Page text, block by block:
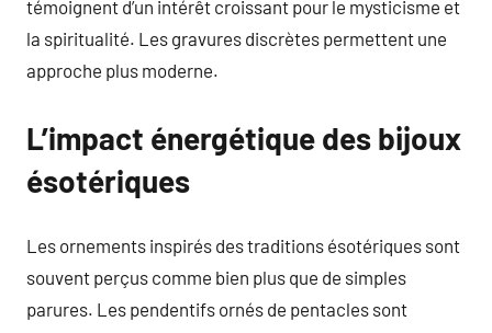
témoignent d’un intérêt croissant pour le mysticisme et
la spiritualité. Les gravures discrètes permettent une
approche plus moderne.
L’impact énergétique des bijoux
ésotériques
Les ornements inspirés des traditions ésotériques sont
souvent perçus comme bien plus que de simples
parures. Les pendentifs ornés de pentacles sont